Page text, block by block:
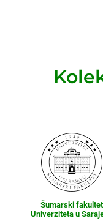
Šumarski fakultet
Univerziteta u